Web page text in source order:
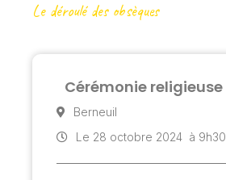
Le déroulé des obsèques
Cérémonie religieuse
Berneuil
Le 28 octobre 2024 à 9h30